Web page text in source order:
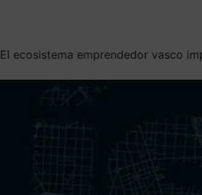
El ecosistema emprendedor vasco